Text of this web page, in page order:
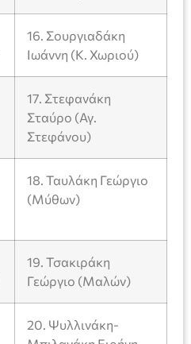
16. Σουργιαδάκη
Ιωάννη (Κ. Χωριού)
17. Στεφανάκη
Σταύρο (Αγ.
Στεφάνου)
18. Ταυλάκη Γεώργιο
(Μύθων)
19. Τσακιράκη
Γεώργιο (Μαλών)
20. Ψυλλινάκη-